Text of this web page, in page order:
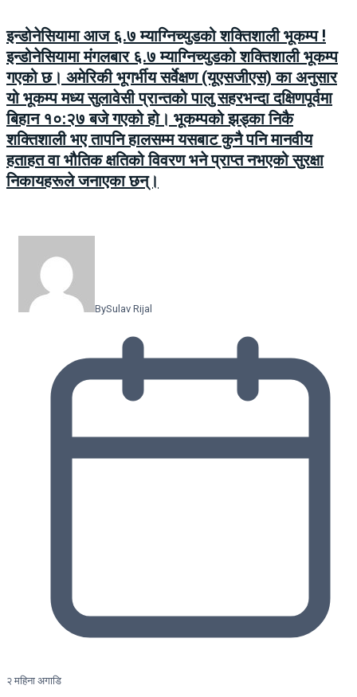
इन्डोनेसियामा आज ६.७ म्याग्निच्युडको शक्तिशाली भूकम्प !
इन्डोनेसियामा मंगलबार ६.७ म्याग्निच्युडको शक्तिशाली भूकम्प
गएको छ। अमेरिकी भूगर्भीय सर्वेक्षण (यूएसजीएस) का अनुसार
यो भूकम्प मध्य सुलावेसी प्रान्तको पालु सहरभन्दा दक्षिणपूर्वमा
बिहान १०:२७ बजे गएको हो। भूकम्पको झड्का निकै
शक्तिशाली भए तापनि हालसम्म यसबाट कुनै पनि मानवीय
हताहत वा भौतिक क्षतिको विवरण भने प्राप्त नभएको सुरक्षा
निकायहरूले जनाएका छन्।
BySulav Rijal
२ महिना अगाडि